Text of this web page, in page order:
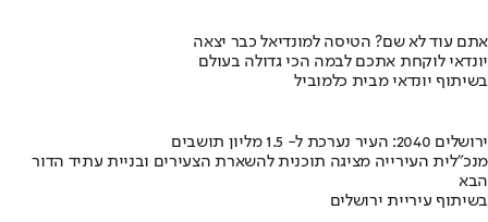
אתם עוד לא שם? הטיסה למונדיאל כבר יצאה
יונדאי לוקחת אתכם לבמה הכי גדולה בעולם
בשיתוף יונדאי מבית כלמוביל
ירושלים 2040: העיר נערכת ל- 1.5 מליון תושבים
מנכ"לית העירייה מציגה תוכנית להשארת הצעירים ובניית עתיד הדור
הבא
בשיתוף עיריית ירושלים